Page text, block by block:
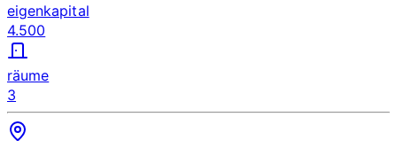
eigenkapital
4.500
räume
3